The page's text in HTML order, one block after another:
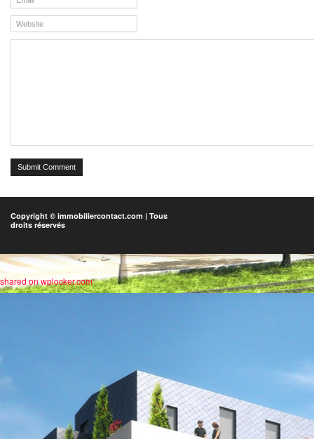
Submit Comment
Copyright © immobiliercontact.com | Tous
droits réservés
shared on wplocker.com